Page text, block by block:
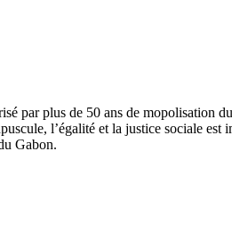
par plus de 50 ans de mopolisation
l’égalité et la justice sociale
Gabon.